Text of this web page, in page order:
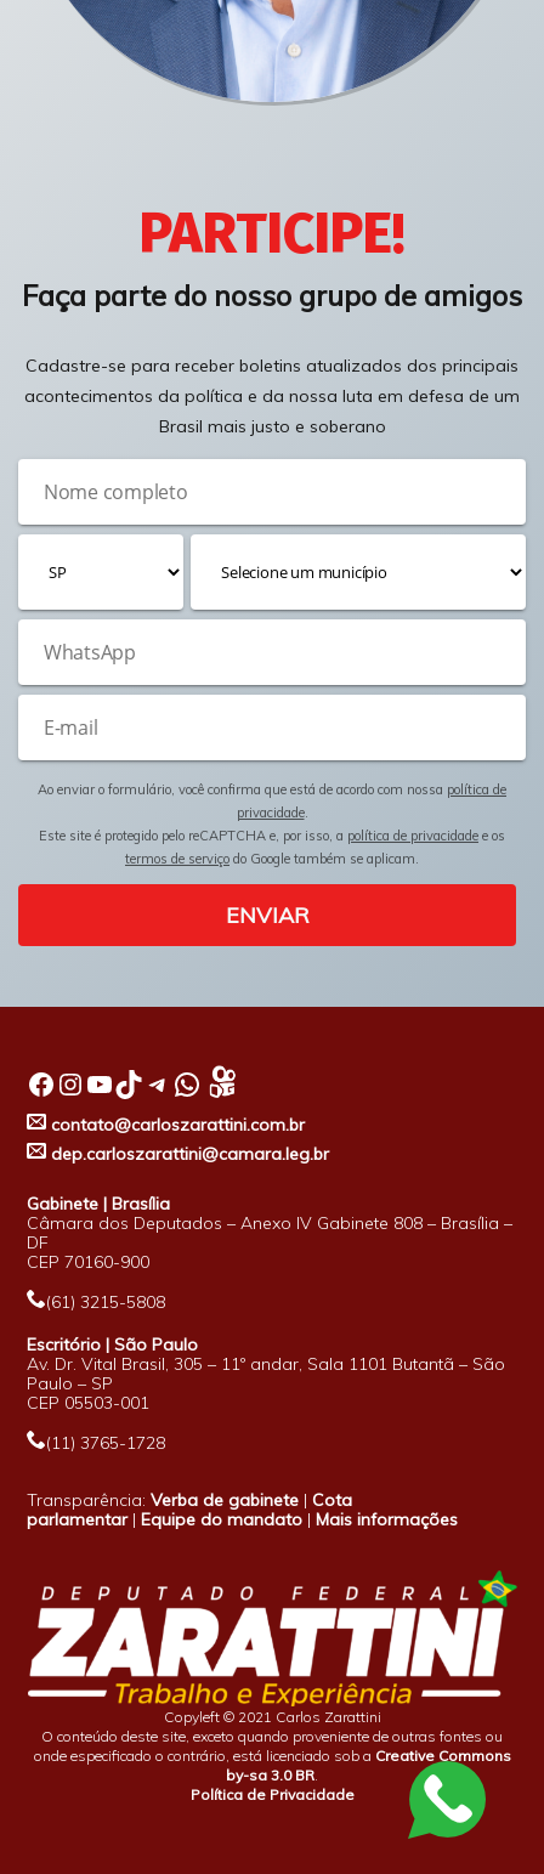
PARTICIPE!
Faça parte do nosso grupo de amigos
Cadastre-se para receber boletins atualizados dos principais
acontecimentos da política e da nossa luta em defesa de um
Brasil mais justo e soberano
Ao enviar o formulário, você confirma que está de acordo com nossa política de
privacidade.
Este site é protegido pelo reCAPTCHA e, por isso, a política de privacidade e os
termos de serviço do Google também se aplicam.
ENVIAR
Facebook InstagramYoutube TikTok Telegram WhatsApp
contato@carloszarattini.com.br
dep.carloszarattini@camara.leg.br
Gabinete | Brasília
Câmara dos Deputados – Anexo IV Gabinete 808 – Brasília –
DF
CEP 70160-900
(61) 3215-5808
Escritório | São Paulo
Av. Dr. Vital Brasil, 305 – 11º andar, Sala 1101 Butantã – São
Paulo – SP
CEP 05503-001
(11) 3765-1728
Transparência:Verba de gabinete |Cota
parlamentar|Equipe do mandato |Mais informações
Copyleft © 2021 Carlos Zarattini
O conteúdo deste site, exceto quando proveniente de outras fontes ou
onde especificado o contrário, está licenciado sob a Creative Commons
by-sa 3.0 BR
Política de Privacidade